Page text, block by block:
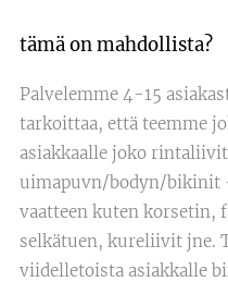
tämä on mahdollista?
Palvelemme 4-15
tarkoittaa, että teemme
asiakkaalle joko
uimapuvn/bodyn/bikinit
vaatteen kuten korsetin,
selkätuen, kureliivit jne.
viidelletoista asiakkalle